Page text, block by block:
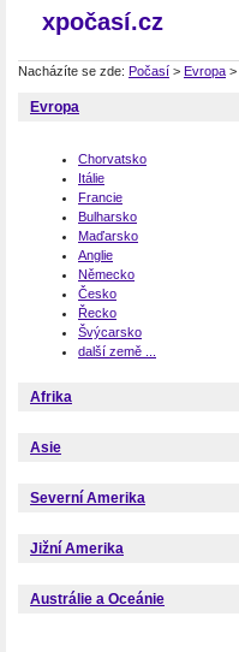
xpočasí.cz
Nacházíte se zde: Počasí > Evropa >
Evropa
Chorvatsko
Itálie
Francie
Bulharsko
Maďarsko
Anglie
Německo
Česko
Řecko
Švýcarsko
další země ...
Afrika
Asie
Severní Amerika
Jižní Amerika
Austrálie a Oceánie